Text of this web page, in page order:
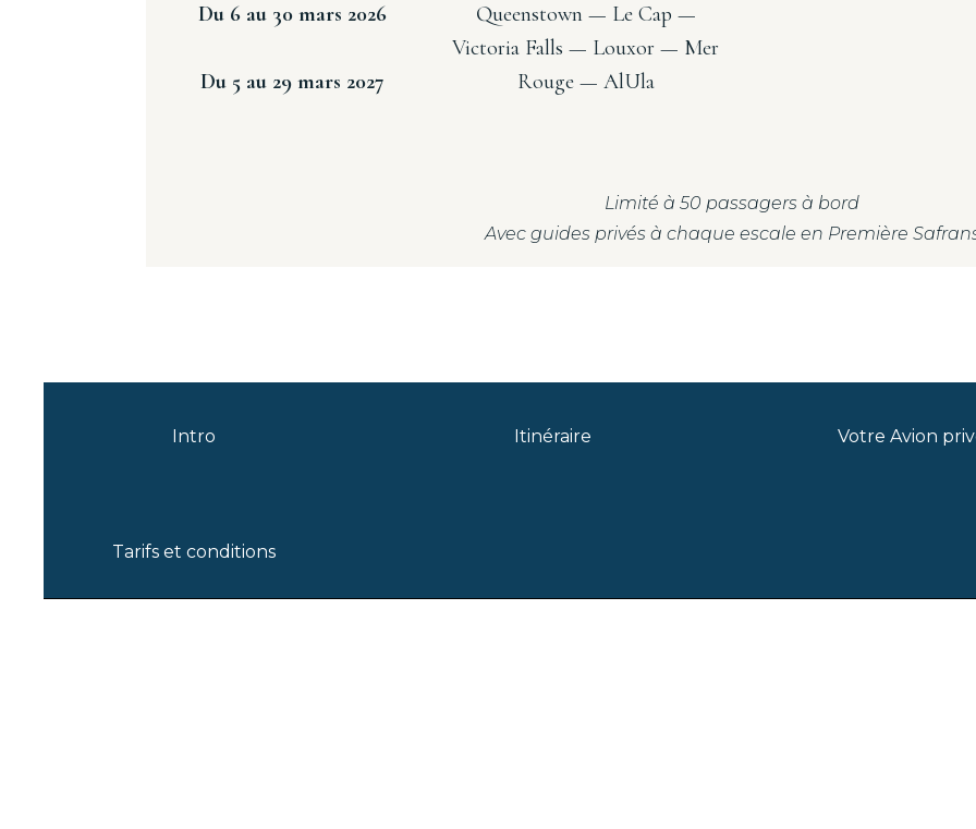
Du 6 au 30 mars 2026
Du 5 au 29 mars 2027
Queenstown — Le Cap —
Victoria Falls — Louxor — Mer
Rouge — AlUla
Limité à 50 passagers à bord
Avec guides privés à chaque escale en Première
Intro Itinéraire Votre Avion
Tarifs et conditions